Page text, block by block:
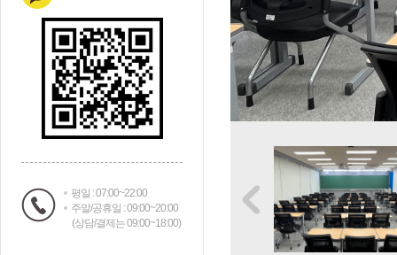
평일 : 07:00~22:00
주말/공휴일 : 09:00~20:00
(상담/결제는 09:00~18:00)